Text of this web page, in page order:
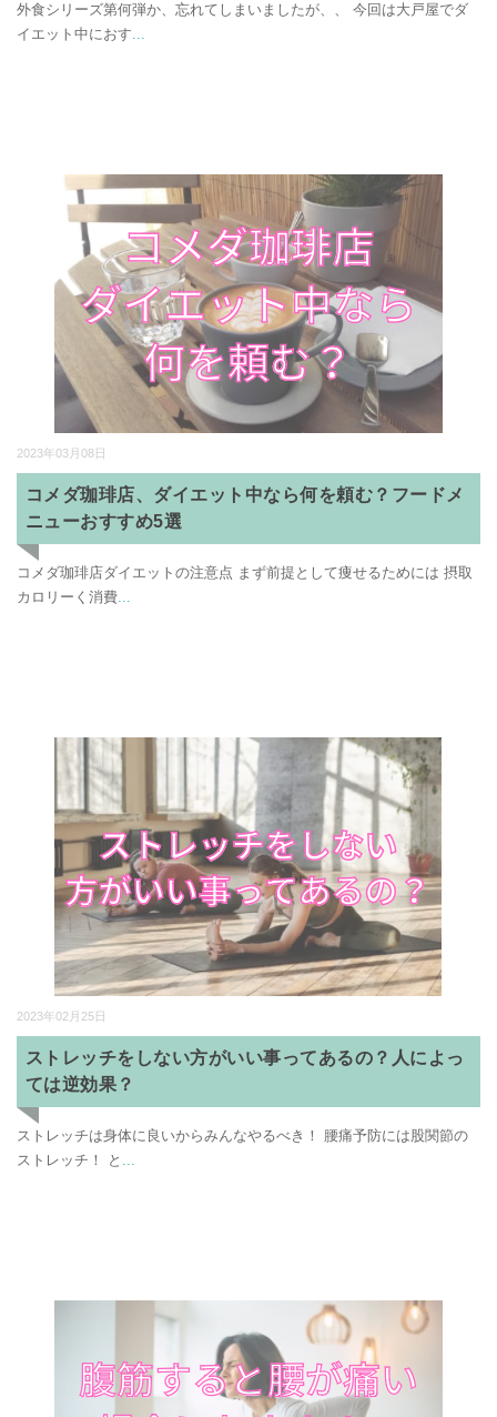
外食シリーズ第何弾か、忘れてしまいましたが、、 今回は大戸屋でダ
イエット中におす...
2023年03月08日
コメダ珈琲店、ダイエット中なら何を頼む？フードメ
ニューおすすめ5選
コメダ珈琲店ダイエットの注意点 まず前提として痩せるためには 摂取
カロリーく消費...
2023年02月25日
ストレッチをしない方がいい事ってあるの？人によっ
ては逆効果？
ストレッチは身体に良いからみんなやるべき！ 腰痛予防には股関節の
ストレッチ！ と ...